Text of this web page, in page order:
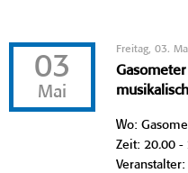
03
Mai
Freitag, 03.
Wo:
Zeit: 20.00 -